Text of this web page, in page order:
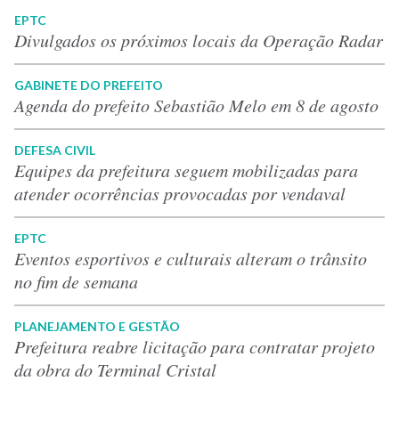
EPTC
Divulgados os próximos locais da Operação Radar
GABINETE DO PREFEITO
Agenda do prefeito Sebastião Melo em 8 de agosto
DEFESA CIVIL
Equipes da prefeitura seguem mobilizadas para
atender ocorrências provocadas por vendaval
EPTC
Eventos esportivos e culturais alteram o trânsito
no fim de semana
PLANEJAMENTO E GESTÃO
Prefeitura reabre licitação para contratar projeto
da obra do Terminal Cristal